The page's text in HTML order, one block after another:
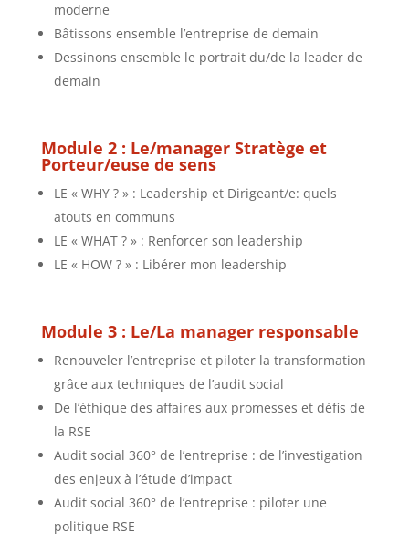
moderne
Bâtissons ensemble l’entreprise de demain
Dessinons ensemble le portrait du/de la leader de
demain
Module 2 : Le/manager Stratège et
Porteur/euse de sens
LE « WHY ? » : Leadership et Dirigeant/e: quels
atouts en communs
LE « WHAT ? » : Renforcer son leadership
LE « HOW ? » : Libérer mon leadership
Module 3 : Le/La manager responsable
Renouveler l’entreprise et piloter la transformation
grâce aux techniques de l’audit social
De l’éthique des affaires aux promesses et défis de
la RSE
Audit social 360° de l’entreprise : de l’investigation
des enjeux à l’étude d’impact
Audit social 360° de l’entreprise : piloter une
politique RSE